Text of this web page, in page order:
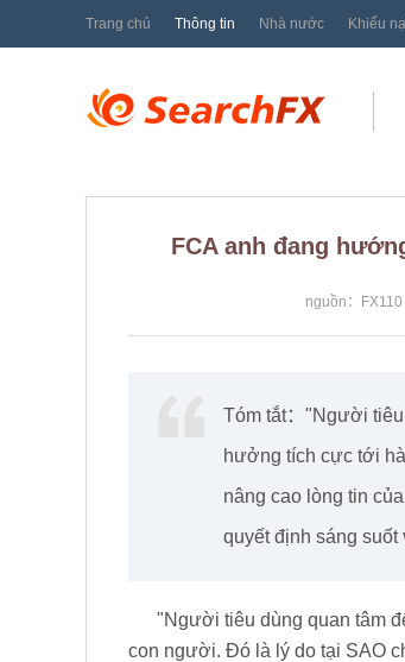
Trang chủ Thông tin Nhà nước Khiếu
FCA anh đang
nguồn：FX110
Tóm tắt："Người
hưởng tích cực tới
nâng cao lòng tin
quyết định sáng suốt
"Người tiêu dùng quan tâm
con người. Đó là lý do tại SAO